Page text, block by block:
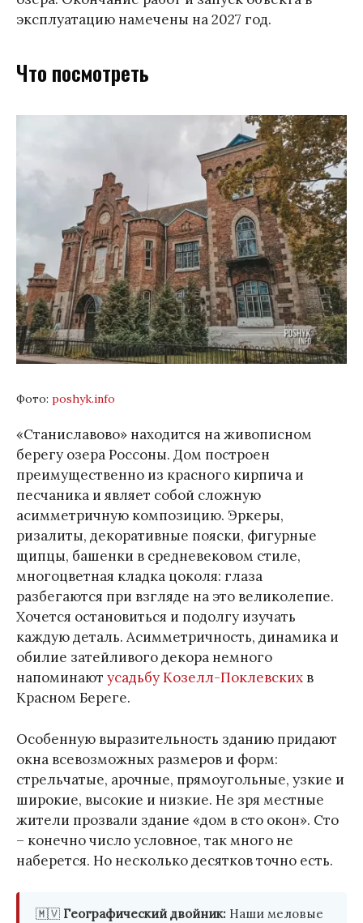
эксплуатацию намечены на 2027 год.
Что посмотреть
Фото: poshyk.info
«Станиславово» находится на живописном
берегу озера Россоны. Дом построен
преимущественно из красного кирпича и
песчаника и являет собой сложную
асимметричную композицию. Эркеры,
ризалиты, декоративные пояски, фигурные
щипцы, башенки в средневековом стиле,
многоцветная кладка цоколя: глаза
разбегаются при взгляде на это великолепие.
Хочется остановиться и подолгу изучать
каждую деталь. Асимметричность, динамика и
обилие затейливого декора немного
напоминают усадьбу Козелл-Поклевских в
Красном Береге.
Особенную выразительность зданию придают
окна всевозможных размеров и форм:
стрельчатые, арочные, прямоугольные, узкие и
широкие, высокие и низкие. Не зря местные
жители прозвали здание «дом в сто окон». Сто
– конечно число условное, так много не
наберется. Но несколько десятков точно есть.
🇲🇻 Географический двойник: Наши меловые